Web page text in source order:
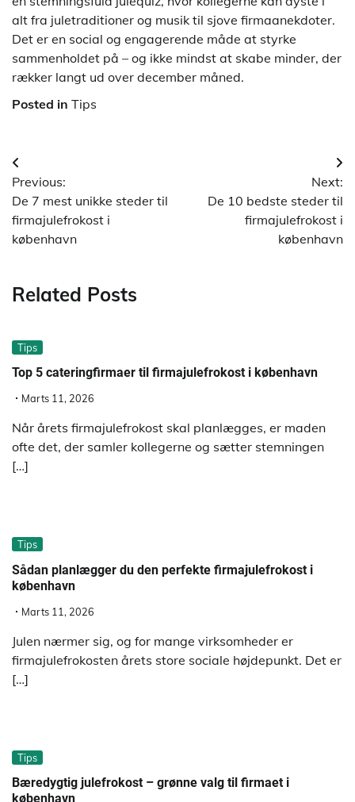
alt fra juletraditioner og musik til sjove firmaanekdoter.
Det er en social og engagerende måde at styrke
sammenholdet på – og ikke mindst at skabe minder, der
rækker langt ud over december måned.
Posted in Tips
Indlægsnavigation
Previous:
De 7 mest unikke steder til
firmajulefrokost i
københavn
Next:
De 10 bedste steder til
firmajulefrokost i
københavn
Related Posts
Tips
Top 5 cateringfirmaer til firmajulefrokost i københavn
Marts 11, 2026
Når årets firmajulefrokost skal planlægges, er maden
ofte det, der samler kollegerne og sætter stemningen
[…]
Tips
Sådan planlægger du den perfekte firmajulefrokost i
københavn
Marts 11, 2026
Julen nærmer sig, og for mange virksomheder er
firmajulefrokosten årets store sociale højdepunkt. Det er
[…]
Tips
Bæredygtig julefrokost – grønne valg til firmaet i
københavn